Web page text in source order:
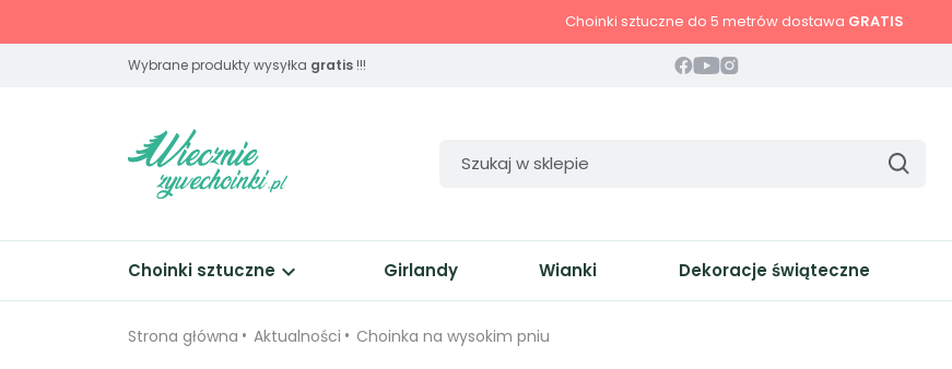
Choinki sztuczne do 5 metrów dostawa GRATIS
Wybrane produkty wysyłka gratis !!!
Choinki sztuczne keyboard_arrow_down Girlandy Wianki Dekoracje świąteczne
Strona główna Aktualności Choinka na wysokim pniu